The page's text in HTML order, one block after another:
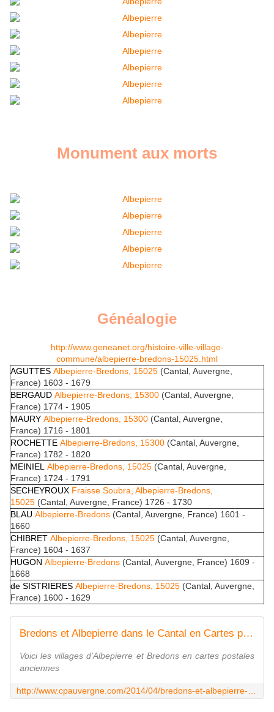
Monument aux morts
Généalogie
http://www.geneanet.org/histoire-ville-village-
commune/albepierre-bredons-15025.html
AGUTTES Albepierre-Bredons, 15025 (Cantal, Auvergne,
France) 1603 - 1679
BERGAUD Albepierre-Bredons, 15300 (Cantal, Auvergne,
France) 1774 - 1905
MAURY Albepierre-Bredons, 15300 (Cantal, Auvergne,
France) 1716 - 1801
ROCHETTE Albepierre-Bredons, 15300 (Cantal, Auvergne,
France) 1782 - 1820
MEINIEL Albepierre-Bredons, 15025 (Cantal, Auvergne,
France) 1724 - 1791
SECHEYROUX Fraisse Soubra, Albepierre-Bredons,
15025 (Cantal, Auvergne, France) 1726 - 1730
BLAU Albepierre-Bredons (Cantal, Auvergne, France) 1601 -
1660
CHIBRET Albepierre-Bredons, 15025 (Cantal, Auvergne,
France) 1604 - 1637
HUGON Albepierre-Bredons (Cantal, Auvergne, France) 1609 -
1668
de SISTRIERES Albepierre-Bredons, 15025 (Cantal, Auvergne,
France) 1600 - 1629
Bredons et Albepierre dans le Cantal en Cartes postales anciennes - L'Auvergne Vue par Papou Poustache
Voici les villages d'Albepierre et Bredons en cartes postales
anciennes